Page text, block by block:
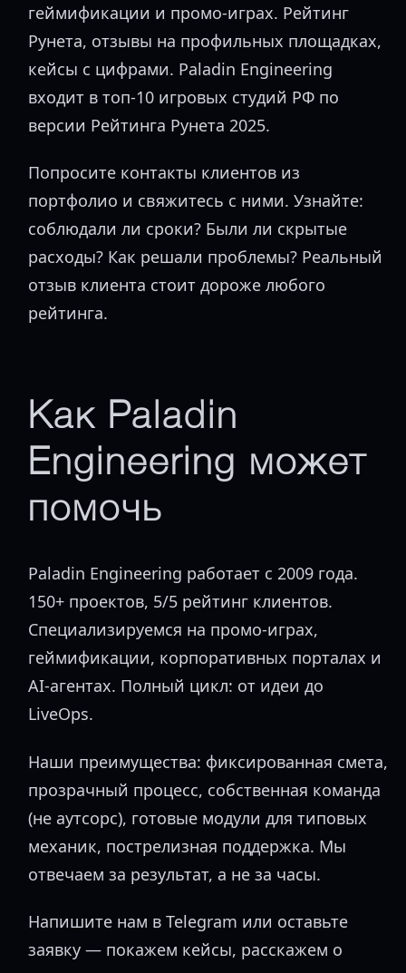
геймификации и промо-играх. Рейтинг
Рунета, отзывы на профильных площадках,
кейсы с цифрами. Paladin Engineering
входит в топ-10 игровых студий РФ по
версии Рейтинга Рунета 2025.
Попросите контакты клиентов из
портфолио и свяжитесь с ними. Узнайте:
соблюдали ли сроки? Были ли скрытые
расходы? Как решали проблемы? Реальный
отзыв клиента стоит дороже любого
рейтинга.
Как Paladin
Engineering может
помочь
Paladin Engineering работает с 2009 года.
150+ проектов, 5/5 рейтинг клиентов.
Специализируемся на промо-играх,
геймификации, корпоративных порталах и
AI-агентах. Полный цикл: от идеи до
LiveOps.
Наши преимущества: фиксированная смета,
прозрачный процесс, собственная команда
(не аутсорс), готовые модули для типовых
механик, пострелизная поддержка. Мы
отвечаем за результат, а не за часы.
Напишите нам в Telegram или оставьте
заявку — покажем кейсы, расскажем о